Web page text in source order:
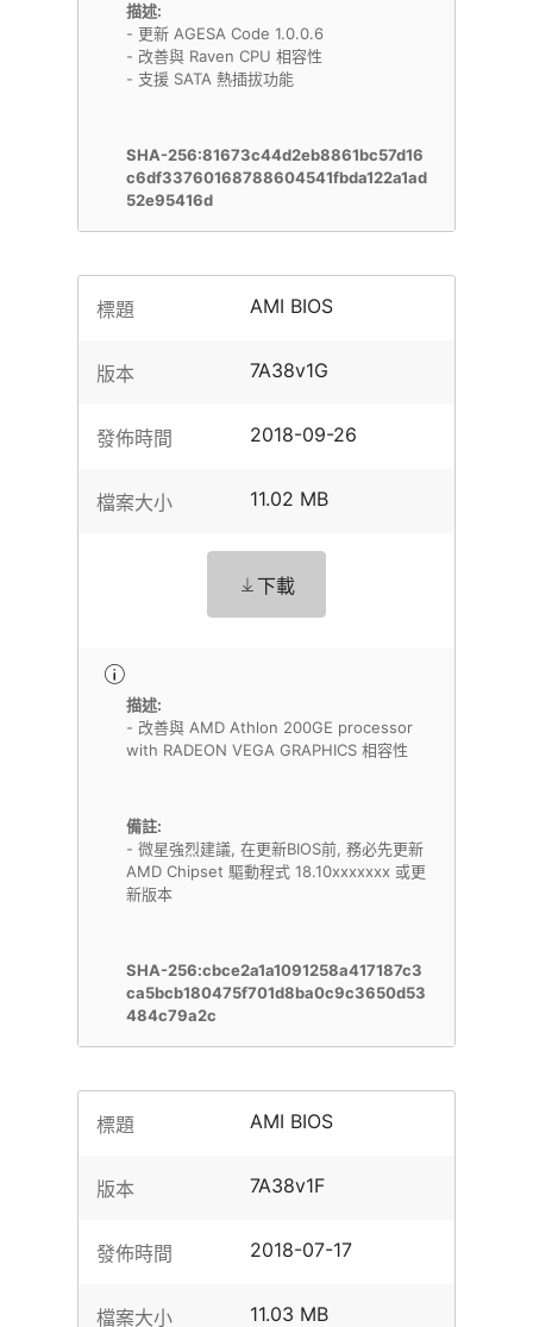
描述:
- 更新 AGESA Code 1.0.0.6
- 改善與 Raven CPU 相容性
- 支援 SATA 熱插拔功能
SHA-256:81673c44d2eb8861bc57d16
c6df33760168788604541fbda122a1ad
52e95416d
標題 AMI BIOS
版本 7A38v1G
發佈時間 2018-09-26
檔案大小 11.02 MB
下載
描述:
- 改善與 AMD Athlon 200GE processor
with RADEON VEGA GRAPHICS 相容性
備註:
- 微星強烈建議, 在更新BIOS前, 務必先更新
AMD Chipset 驅動程式 18.10xxxxxxx 或更
新版本
SHA-256:cbce2a1a1091258a417187c3
ca5bcb180475f701d8ba0c9c3650d53
484c79a2c
標題 AMI BIOS
版本 7A38v1F
發佈時間 2018-07-17
檔案大小 11.03 MB